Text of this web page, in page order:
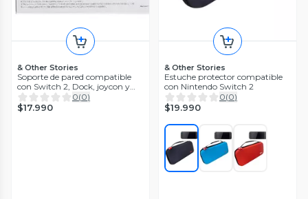
& Other Stories
Soporte de pared compatible
con Switch 2, Dock, joycon y
control Pro.
0(0)
$17.990
& Other Stories
Estuche protector compatible
con Nintendo Switch 2
0(0)
$19.990